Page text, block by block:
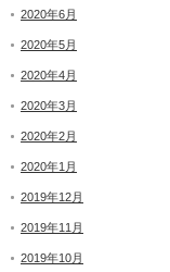
2020年6月
2020年5月
2020年4月
2020年3月
2020年2月
2020年1月
2019年12月
2019年11月
2019年10月